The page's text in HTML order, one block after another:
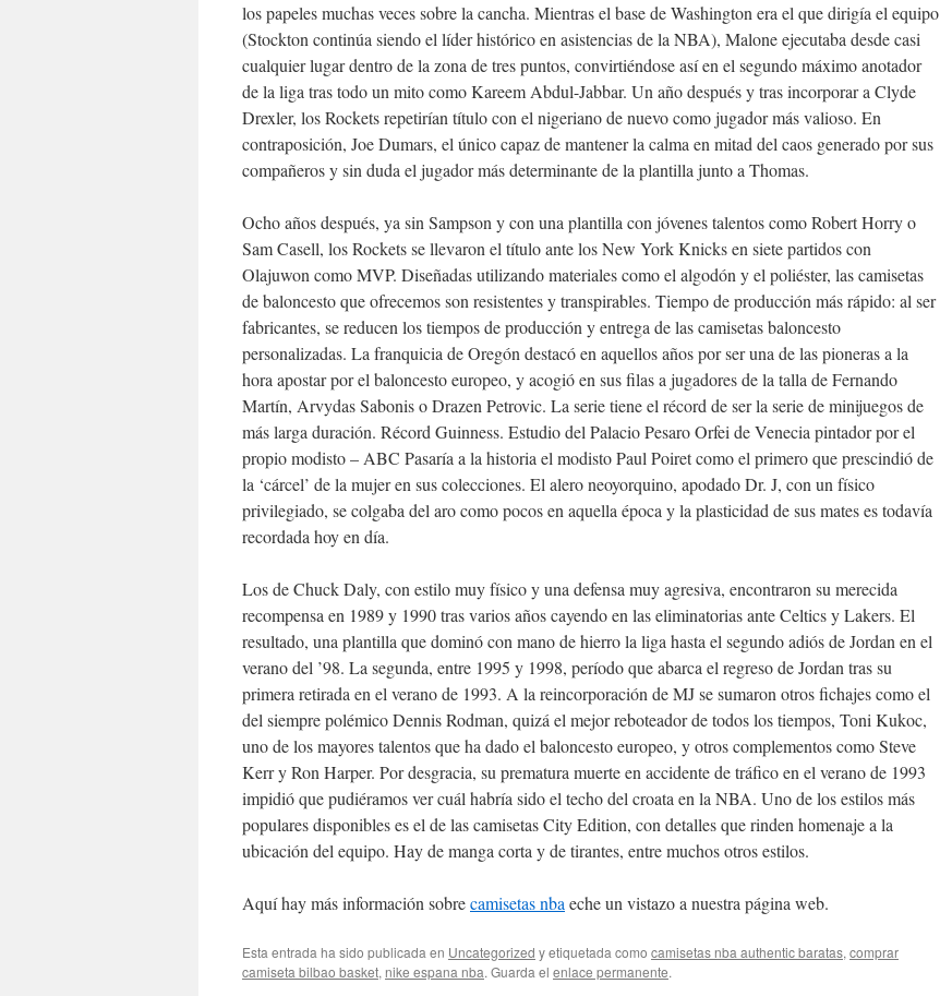
los papeles muchas veces sobre la cancha. Mientras el base de Washington era el que dirigía el equipo
(Stockton continúa siendo el líder histórico en asistencias de la NBA), Malone ejecutaba desde casi
cualquier lugar dentro de la zona de tres puntos, convirtiéndose así en el segundo máximo anotador
de la liga tras todo un mito como Kareem Abdul-Jabbar. Un año después y tras incorporar a Clyde
Drexler, los Rockets repetirían título con el nigeriano de nuevo como jugador más valioso. En
contraposición, Joe Dumars, el único capaz de mantener la calma en mitad del caos generado por sus
compañeros y sin duda el jugador más determinante de la plantilla junto a Thomas.
Ocho años después, ya sin Sampson y con una plantilla con jóvenes talentos como Robert Horry o
Sam Casell, los Rockets se llevaron el título ante los New York Knicks en siete partidos con
Olajuwon como MVP. Diseñadas utilizando materiales como el algodón y el poliéster, las camisetas
de baloncesto que ofrecemos son resistentes y transpirables. Tiempo de producción más rápido: al ser
fabricantes, se reducen los tiempos de producción y entrega de las camisetas baloncesto
personalizadas. La franquicia de Oregón destacó en aquellos años por ser una de las pioneras a la
hora apostar por el baloncesto europeo, y acogió en sus filas a jugadores de la talla de Fernando
Martín, Arvydas Sabonis o Drazen Petrovic. La serie tiene el récord de ser la serie de minijuegos de
más larga duración. Récord Guinness. Estudio del Palacio Pesaro Orfei de Venecia pintador por el
propio modisto – ABC Pasaría a la historia el modisto Paul Poiret como el primero que prescindió de
la ‘cárcel’ de la mujer en sus colecciones. El alero neoyorquino, apodado Dr. J, con un físico
privilegiado, se colgaba del aro como pocos en aquella época y la plasticidad de sus mates es todavía
recordada hoy en día.
Los de Chuck Daly, con estilo muy físico y una defensa muy agresiva, encontraron su merecida
recompensa en 1989 y 1990 tras varios años cayendo en las eliminatorias ante Celtics y Lakers. El
resultado, una plantilla que dominó con mano de hierro la liga hasta el segundo adiós de Jordan en el
verano del ’98. La segunda, entre 1995 y 1998, período que abarca el regreso de Jordan tras su
primera retirada en el verano de 1993. A la reincorporación de MJ se sumaron otros fichajes como el
del siempre polémico Dennis Rodman, quizá el mejor reboteador de todos los tiempos, Toni Kukoc,
uno de los mayores talentos que ha dado el baloncesto europeo, y otros complementos como Steve
Kerr y Ron Harper. Por desgracia, su prematura muerte en accidente de tráfico en el verano de 1993
impidió que pudiéramos ver cuál habría sido el techo del croata en la NBA. Uno de los estilos más
populares disponibles es el de las camisetas City Edition, con detalles que rinden homenaje a la
ubicación del equipo. Hay de manga corta y de tirantes, entre muchos otros estilos.
Aquí hay más información sobrecamisetas nba eche un vistazo a nuestra página web.
Esta entrada ha sido publicada en Uncategorized y etiquetada como camisetas nba authentic baratas, comprar
camiseta bilbao basket, nike espana nba. Guarda el enlace permanente.